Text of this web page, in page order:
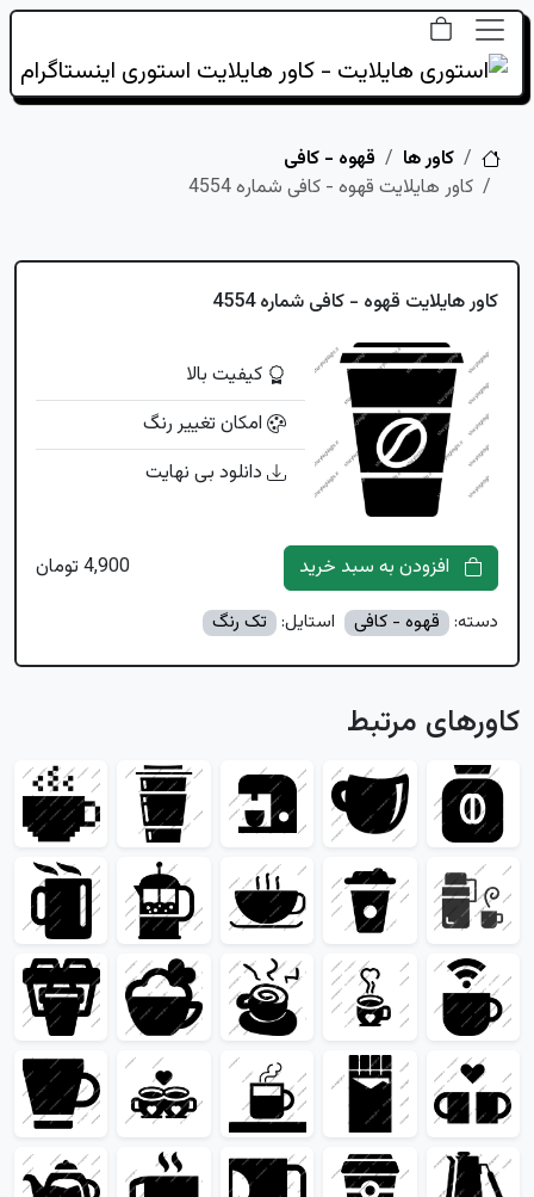
خانهکاور ها
قهوه - کافی
کاور هایلایت قهوه - کافی شماره 4554
کاور هایلایت قهوه - کافی شماره 4554
کیفیت بالا
امکان تغییر رنگ
دانلود بی نهایت
4,900 تومان
دسته: قهوه - کافی استایل: تک رنگ
کاورهای مرتبط